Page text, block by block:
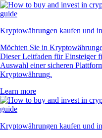
Kryptowährungen kaufen und
Möchten Sie in
Dieser Leitfaden für Einsteiger
Auswahl einer sicheren
Kryptowährung.
Learn more
Kryptowährungen kaufen und